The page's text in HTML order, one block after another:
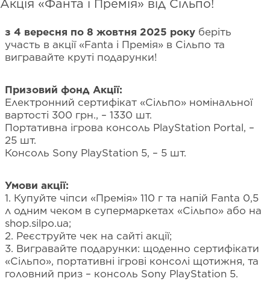
Акція «Фанта і Премія» від Сільпо!
з 4 вересня по 8 жовтня 2025 року беріть
участь в акції «Fanta і Премія» в Сільпо та
вигравайте круті подарунки!
Призовий фонд Акції:
Електронний сертифікат «Сільпо» номінальної
вартості 300 грн., – 1330 шт.
Портативна ігрова консоль PlayStation Portal, –
25 шт.
Консоль Sony PlayStation 5, – 5 шт.
Умови акції:
1. Купуйте чіпси «Премія» 110 г та напій Fanta 0,5
л одним чеком в супермаркетах «Сільпо» або на
shop.silpo.ua;
2. Реєструйте чек на сайті акції;
3. Вигравайте подарунки: щоденно сертифікати
«Сільпо», портативні ігрові консолі щотижня, та
головний приз – консоль Sony PlayStation 5.